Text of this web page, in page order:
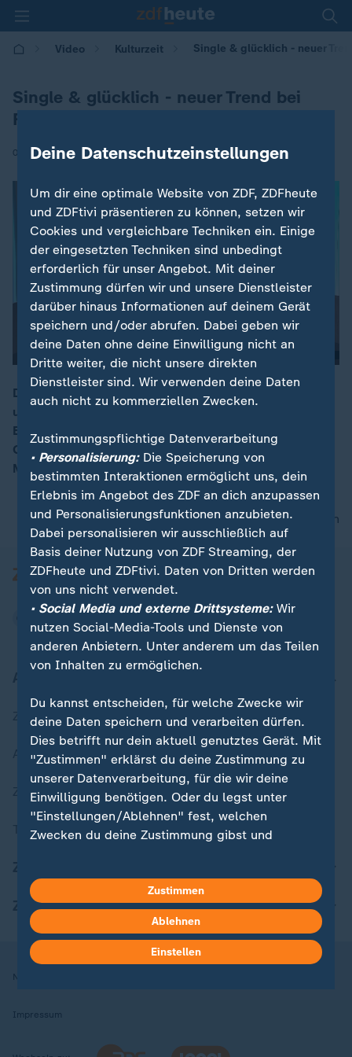
Video Kulturzeit Single & glücklich - neuer
Single & glücklich - neuer Trend bei
Frauen?
01.07.2026 | 19:20
Die Themen der "Kulturzeit" vom 01.07.2026: Single
und glücklich, Hijab und Feministin? Gespräch mit Nur
El-Huda Chehade, 30 Jahre Schweizer
Gleichstellungsgesetz, Hans Werner Henze, Angela
Merkel.
nach oben
Zuletzt veröffentlicht
Aktuelle Sendungs-Videos
ZDFheute Stories
Themen im Überblick
ZDFheute Apps
Nutzungsbedingungen
Impressum
Deine Datenschutzeinstellungen
Um dir eine optimale Website von ZDF, ZDFheute
und ZDFtivi präsentieren zu können, setzen wir
Cookies und vergleichbare Techniken ein. Einige
der eingesetzten Techniken sind unbedingt
erforderlich für unser Angebot. Mit deiner
Zustimmung dürfen wir und unsere Dienstleister
darüber hinaus Informationen auf deinem Gerät
speichern und/oder abrufen. Dabei geben wir
deine Daten ohne deine Einwilligung nicht an
Dritte weiter, die nicht unsere direkten
Dienstleister sind. Wir verwenden deine Daten
auch nicht zu kommerziellen Zwecken.
Zustimmungspflichtige Datenverarbeitung
• Personalisierung:Die Speicherung von
bestimmten Interaktionen ermöglicht uns, dein
Erlebnis im Angebot des ZDF an dich anzupassen
und Personalisierungsfunktionen anzubieten.
Dabei personalisieren wir ausschließlich auf
Basis deiner Nutzung von ZDF Streaming, der
ZDFheute und ZDFtivi. Daten von Dritten werden
von uns nicht verwendet.
• Social Media und externe Drittsysteme:Wir
nutzen Social-Media-Tools und Dienste von
anderen Anbietern. Unter anderem um das Teilen
von Inhalten zu ermöglichen.
Du kannst entscheiden, für welche Zwecke wir
deine Daten speichern und verarbeiten dürfen.
Dies betrifft nur dein aktuell genutztes Gerät. Mit
"Zustimmen" erklärst du deine Zustimmung zu
unserer Datenverarbeitung, für die wir deine
Einwilligung benötigen. Oder du legst unter
"Einstellungen/Ablehnen" fest, welchen
Zwecken du deine Zustimmung gibst und
in deinen Einstellungen widerrufen oder ändern.
Hier findest du das Impressum.
Weitere Informationen findest du in unserer
Datenschutzerklärung.
Zustimmen
Ablehnen
Einstellen